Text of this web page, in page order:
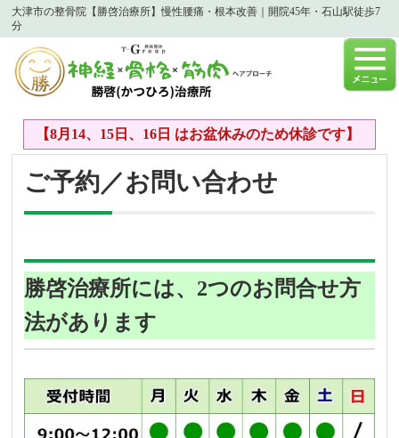
大津市の整骨院【勝啓治療所】慢性腰痛・根本改善｜開院45年・石山駅徒歩7
分
【8月14、15日、16日 はお盆休みのため休診です】
ご予約／お問い合わせ
勝啓治療所には、2つのお問合せ方
法があります